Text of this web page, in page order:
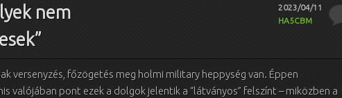
nem
2023/04/11
HA5CBM
versenyzés, főzögetés meg holmi military heppység van. Éppen
valójában pont ezek a dolgok jelentik a “látványos” felszínt – miközben a